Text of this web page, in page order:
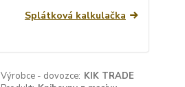
Splátková kalkulačka
Výrobce - dovozce: KIK TRADE